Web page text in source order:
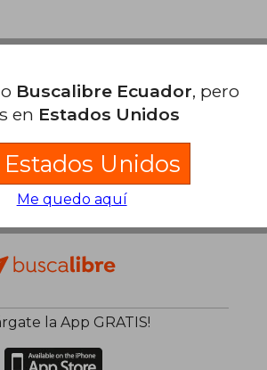
la App GRATIS!
Buscalibre Ecuador, pero
en Estados Unidos
Estados Unidos
Me quedo aquí